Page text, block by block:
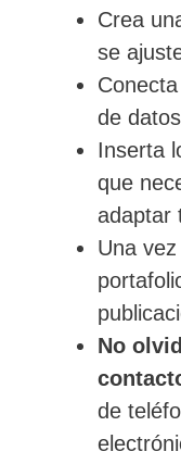
Crea
se
de
Inserta
que
adaptar
Una
No
de